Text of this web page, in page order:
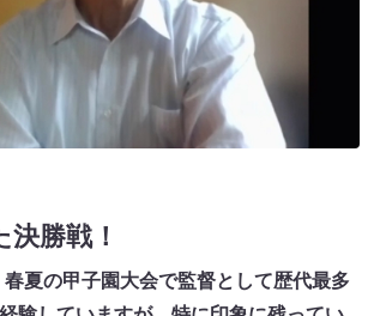
勝戦！
夏の甲子園大会で監督として歴代最多